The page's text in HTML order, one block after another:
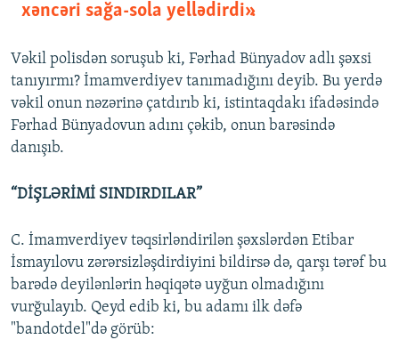
xəncəri sağa-sola yellədirdi».
Vəkil polisdən soruşub ki, Fərhad Bünyadov adlı şəxsi
tanıyırmı? İmamverdiyev tanımadığını deyib. Bu yerdə
vəkil onun nəzərinə çatdırıb ki, istintaqdakı ifadəsində
Fərhad Bünyadovun adını çəkib, onun barəsində
danışıb.
“DİŞLƏRİMİ SINDIRDILAR”
C. İmamverdiyev təqsirləndirilən şəxslərdən Etibar
İsmayılovu zərərsizləşdirdiyini bildirsə də, qarşı tərəf bu
barədə deyilənlərin həqiqətə uyğun olmadığını
vurğulayıb. Qeyd edib ki, bu adamı ilk dəfə
"bandotdel"də görüb: